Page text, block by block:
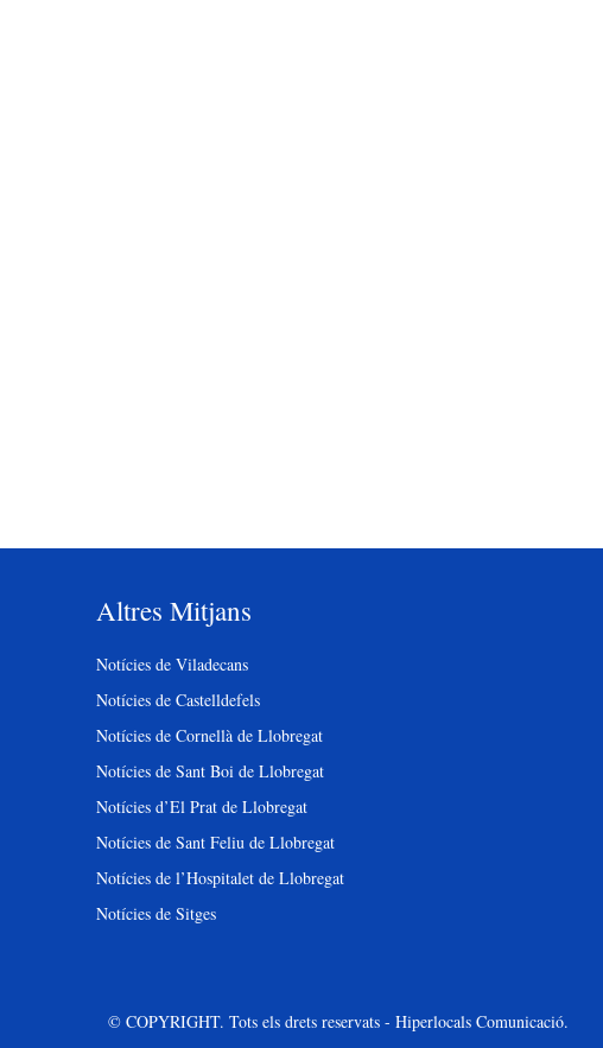
Altres Mitjans
Notícies de Viladecans
Notícies de Castelldefels
Notícies de Cornellà de Llobregat
Notícies de Sant Boi de Llobregat
Notícies d’El Prat de Llobregat
Notícies de Sant Feliu de Llobregat
Notícies de l’Hospitalet de Llobregat
Notícies de Sitges
© COPYRIGHT. Tots els drets reservats - Hiperlocals Comunicació.